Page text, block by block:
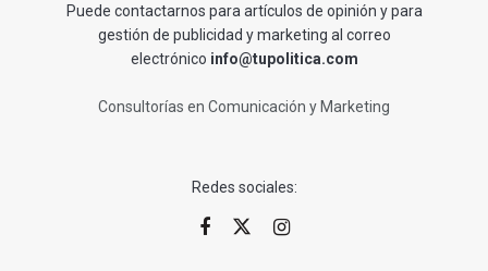
Puede contactarnos para artículos de opinión y para
gestión de publicidad y marketing al correo
electrónico info@tupolitica.com
Consultorías en Comunicación y Marketing
Redes sociales: